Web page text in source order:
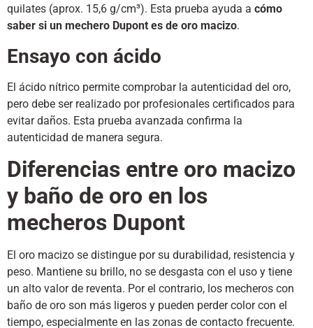
quilates (aprox. 15,6 g/cm³). Esta prueba ayuda a cómo
saber si un mechero Dupont es de oro macizo.
Ensayo con ácido
El ácido nítrico permite comprobar la autenticidad del oro,
pero debe ser realizado por profesionales certificados para
evitar daños. Esta prueba avanzada confirma la
autenticidad de manera segura.
Diferencias entre oro macizo
y baño de oro en los
mecheros Dupont
El oro macizo se distingue por su durabilidad, resistencia y
peso. Mantiene su brillo, no se desgasta con el uso y tiene
un alto valor de reventa. Por el contrario, los mecheros con
baño de oro son más ligeros y pueden perder color con el
tiempo, especialmente en las zonas de contacto frecuente.